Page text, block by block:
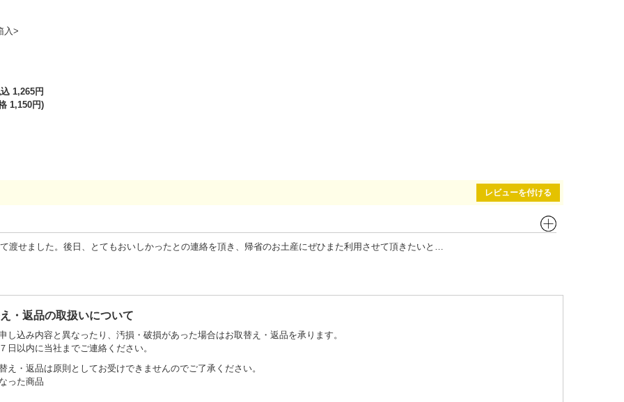
入>
1,265円
1,150円)
レビューを付ける
渡せました。後日、とてもおいしかったとの連絡を頂き、帰省のお土産にぜひまた利用させて頂きたいと…
・返品の取扱いについて
し込み内容と異なったり、汚損・破損があった場合はお取替え・返品を承ります。
日以内に当社までご連絡ください。
え・返品は原則としてお受けできませんのでご了承ください。
った商品